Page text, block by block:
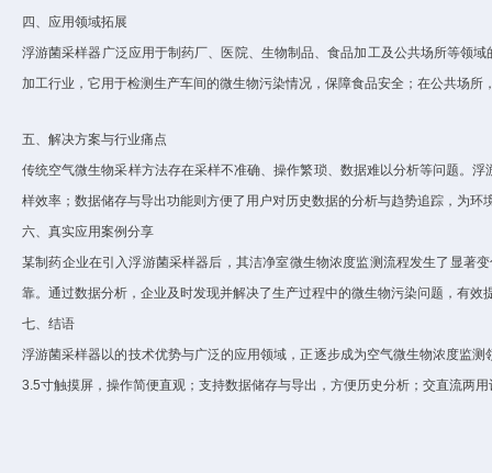
四、应用领域拓展
浮游菌采样器广泛应用于制药厂、医院、生物制品、食品加工及公共场所等领
加工行业，它用于检测生产车间的微生物污染情况，保障食品安全；在公共场
五、解决方案与行业痛点
传统空气微生物采样方法存在采样不准确、操作繁琐、数据难以分析等问题。
样效率；数据储存与导出功能则方便了用户对历史数据的分析与趋势追踪，为环
六、真实应用案例分享
某制药企业在引入浮游菌采样器后，其洁净室微生物浓度监测流程发生了显著
靠。通过数据分析，企业及时发现并解决了生产过程中的微生物污染问题，有效
七、结语
浮游菌采样器以的技术优势与广泛的应用领域，正逐步成为空气微生物浓度监测
3.5寸触摸屏，操作简便直观；支持数据储存与导出，方便历史分析；交直流两